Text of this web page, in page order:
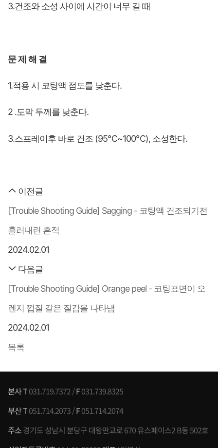
3.건조와 소성 사이에 시간이 너무 길 때
문제 해 결
1.적용 시 코팅액 점도를 낮춘다.
2 .도막 두께를 낮춘다.
3.스프레이후 바로 건조 (95℃~100℃), 소성한다.
이전글
[Trouble Shooting Guide] Sagging - 코팅액 건조되기전
흘러내린 흔적
2024.02.01
다음글
[Trouble Shooting Guide] Orange peel - 코팅표면이 오
렌지 껍질 같은 질감을 나타냄
2024.02.01
목록
본사 T031.719.7372 /F031.739.8325
부산 T051.714.2073 /F051.714.2074
주소경기도 성남시 분당구 대왕판교로 670 유스페이스2 B동 502호